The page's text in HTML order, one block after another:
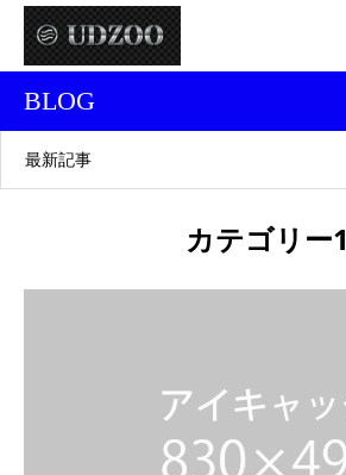
BLOG
最新記事
カテゴリー1